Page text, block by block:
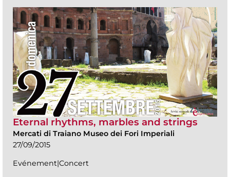
Eternal rhythms, marbles and strings
Mercati di Traiano Museo dei Fori Imperiali
27/09/2015
Evénement|Concert